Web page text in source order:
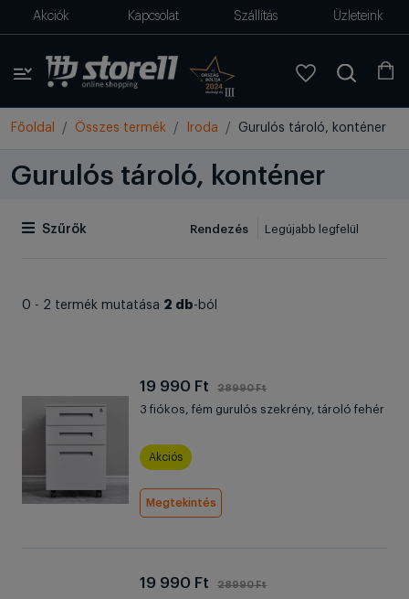
Akciók Kapcsolat Szállítás Üzleteink
Főoldal Összes termék Iroda Gurulós tároló, konténer
Gurulós tároló, konténer
Szűrők Rendezés
0 - 2 termék mutatása 2 db-ból
19 990 Ft 28990 Ft
3 fiókos, fém gurulós szekrény, tároló fehér
Akciós
Megtekintés
19 990 Ft 28990 Ft